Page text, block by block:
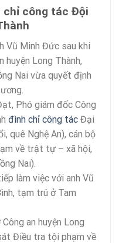
chỉ công tác Đội
Vũ Minh Đức sau khi
huyện Long Thành,
Nai vừa quyết định
Phó giám đốc Công
đình chỉ công tác Đại
quê Nghệ An), cán bộ
về trật tự – xã hội,
Nai).
làm việc với anh Vũ
tạm trú ở Tam
an huyện Long
Điều tra tội phạm về